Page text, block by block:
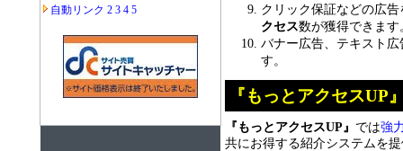
クリック保証などの広
クセス数が獲得できます
バナー広告、テキスト
す。
『もっとアクセスUP
『もっとアクセスUP』 では強
共にお得する紹介システムを
自動リンク 2 3 4 5